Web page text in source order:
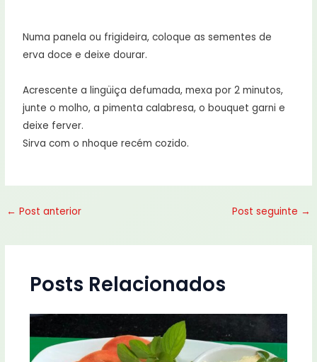
Numa panela ou frigideira, coloque as sementes de
erva doce e deixe dourar.
Acrescente a lingüiça defumada, mexa por 2 minutos,
junte o molho, a pimenta calabresa, o bouquet garni e
deixe ferver.
Sirva com o nhoque recém cozido.
← Post anterior Post seguinte →
Posts Relacionados